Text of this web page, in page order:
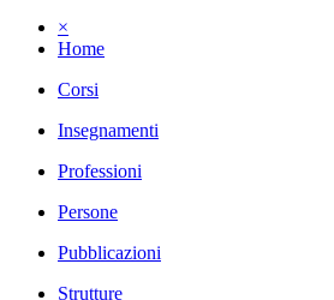
×
Home
Corsi
Insegnamenti
Professioni
Persone
Pubblicazioni
Strutture